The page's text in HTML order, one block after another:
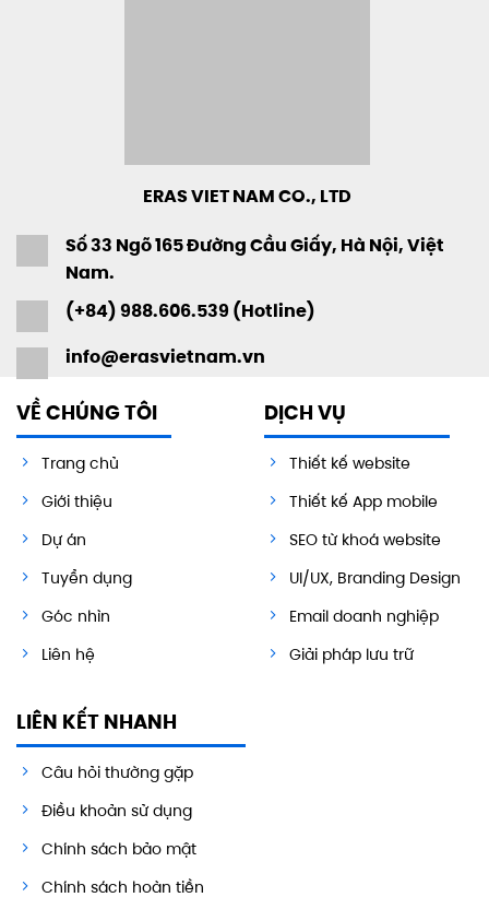
ERAS VIET NAM CO., LTD
Số 33 Ngõ 165 Đường Cầu Giấy, Hà Nội, Việt
Nam.
(+84) 988.606.539 (Hotline)
info@erasvietnam.vn
VỀ CHÚNG TÔI
Trang chủ
Giới thiệu
Dự án
Tuyển dụng
Góc nhìn
Liên hệ
DỊCH VỤ
Thiết kế website
Thiết kế App mobile
SEO từ khoá website
UI/UX, Branding Design
Email doanh nghiệp
Giải pháp lưu trữ
LIÊN KẾT NHANH
Câu hỏi thường gặp
Điều khoản sử dụng
Chính sách bảo mật
Chính sách hoàn tiền